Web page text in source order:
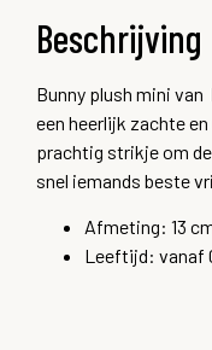
Beschrijving
Bunny plush mini van
een heerlijk zachte
prachtig strikje om
snel iemands beste
Afmeting: 13
Leeftijd: vanaf